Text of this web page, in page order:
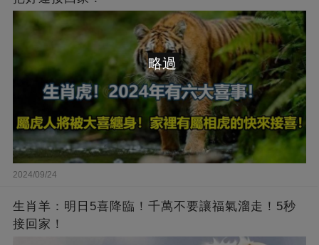
2024/09/24
生肖羊：明日5喜降臨！千萬不要讓福氣溜走！5秒
接回家！
略過